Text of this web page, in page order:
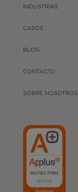
INDUSTRIAS
CASOS
BLOG
CONTACTO
SOBRE NOSOTROS